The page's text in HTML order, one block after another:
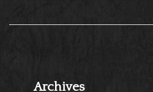
Archives